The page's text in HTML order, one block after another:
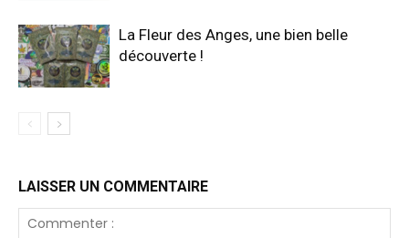
La Fleur des Anges, une bien belle
découverte !
LAISSER UN COMMENTAIRE